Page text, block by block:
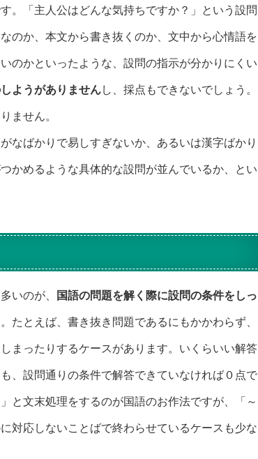
。「主人公はどんな気持ちですか？」という設問
のか、本文から書き抜くのか、文中から心情語を
のかといったような、設問の指示が分かりにくい
ようがありませんし、採点もできないでしょう。
ません。
なばかりで易しすぎないか、あるいは漢字ばかり
かめるような具体的な設問が並んでいるか、とい
いのが、 国語の問題を解く際に設問の条件をしっ
たとえば、書き抜き問題であるにもかかわらず、
まったりするケースがあります。いくらいい解答
、設問通りの条件で解答できていなければ０点で
と文末処理をするのが国語のお作法ですが、「～
対応しないことばで終わらせているケースも少な